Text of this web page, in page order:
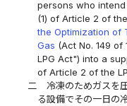
persons who
(1) of Article 2 of the
the Optimization of
Gas (Act No. 149
LPG Act") into a
of Article 2 of the
二
冷凍のためガスを
る設備でその一日の